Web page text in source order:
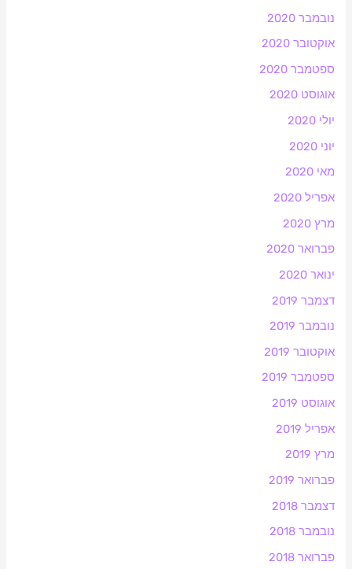
נובמבר 2020
אוקטובר 2020
ספטמבר 2020
אוגוסט 2020
יולי 2020
יוני 2020
מאי 2020
אפריל 2020
מרץ 2020
פברואר 2020
ינואר 2020
דצמבר 2019
נובמבר 2019
אוקטובר 2019
ספטמבר 2019
אוגוסט 2019
אפריל 2019
מרץ 2019
פברואר 2019
דצמבר 2018
נובמבר 2018
פברואר 2018